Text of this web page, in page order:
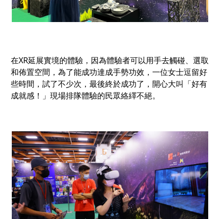
在XR延展實境的體驗，因為體驗者可以用手去觸碰、選取
和佈置空間，為了能成功達成手勢功效，一位女士逗留好
些時間，試了不少次，最後終於成功了，開心大叫「好有
成就感！」現場排隊體驗的民眾絡繹不絕。